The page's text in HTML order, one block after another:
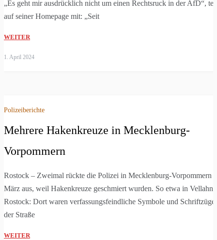
„Es geht mir ausdrücklich nicht um einen Rechtsruck in der AfD“,
auf seiner Homepage mit: „Seit
WEITER
1. April 2024
Polizeiberichte
Mehrere Hakenkreuze in Mecklenburg-
Vorpommern
Rostock – Zweimal rückte die Polizei in Mecklenburg-Vorpommern
März aus, weil Hakenkreuze geschmiert wurden. So etwa in Vellahn
Rostock: Dort waren verfassungsfeindliche Symbole und Schriftzüge
der Straße
WEITER